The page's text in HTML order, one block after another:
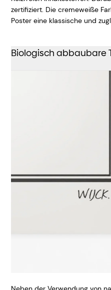
zertifiziert. Die cremeweiße
Poster eine klassische und
Biologisch abbaubare